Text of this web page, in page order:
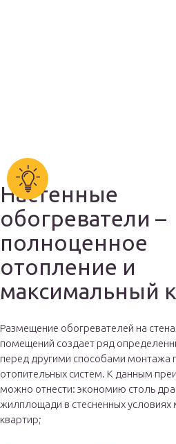
Настенные
обогреватели –
полноценное
отопление и
максимальный
Размещение обогревателей на
помещений создает ряд
перед другими способами монтажа
отопительных систем. К данным
можно отнести: экономию столь
жилплощади в стесненных
квартир;